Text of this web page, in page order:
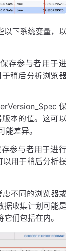
以下系统变量，以
存参与者用于进
稍后分析浏览器
保
本的值。这可以
差异。
参与者用于进行
以用于稍后分析操
不同的浏览器或
据收集计划可能是
们包括在内。